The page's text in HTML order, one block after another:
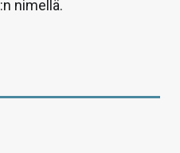
nimellä.